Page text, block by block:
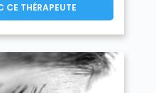
CE THÉRAPEUTE